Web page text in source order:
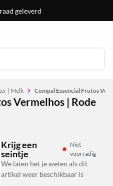
geleverd
| Melk Compal Essencial Frutos
Vermelhos | Rode
Krijg een
seintje
Niet
voorradig
We laten het je weten als dit
artikel weer beschikbaar is